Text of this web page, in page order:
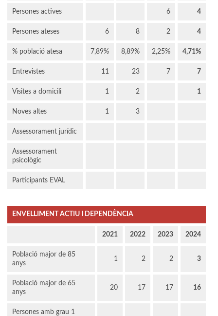
Persones actives 6 4
Persones ateses 6 8 2 4
% població atesa 7,89% 8,89% 2,25% 4,71%
Entrevistes 11 23 7 7
Visites a domicili 1 2 1
Noves altes 1 3
Assessorament jurídic
Assessorament
psicològic
Participants EVAL
ENVELLIMENT ACTIU I DEPENDÈNCIA
2021 2022 2023 2024
Població major de 85
anys
1 2 2 3
Població major de 65
anys
20 17 17 16
Persones amb grau 1